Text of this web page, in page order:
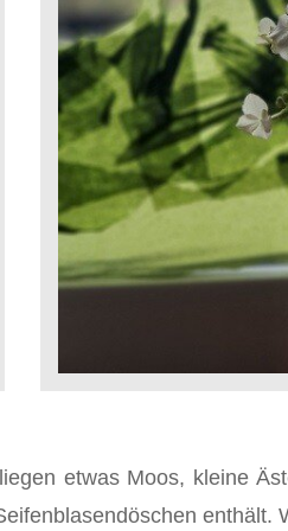
etwas Moos, kleine
enthält.